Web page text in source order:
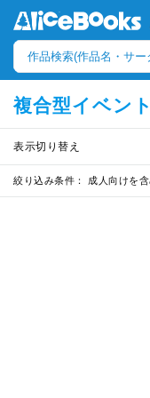
複合型イベン
表示切り替え
絞り込み条件： 成人向けを